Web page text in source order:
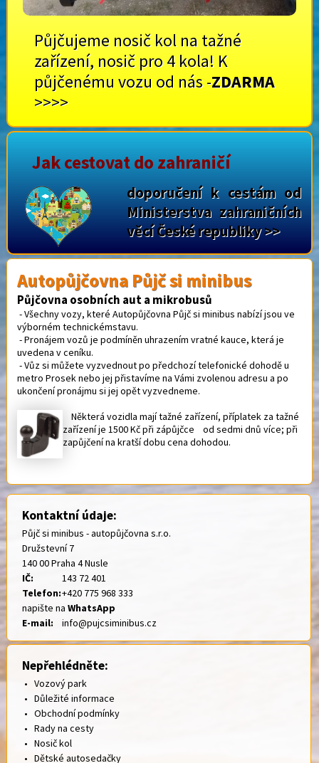
Půjčujeme nosič kol na tažné
zařízení, nosič pro 4 kola! K
půjčenému vozu od nás -ZDARMA
>>>>
Jak cestovat do zahraničí
doporučení k cestám od
Ministerstva zahraničních
věcí České republiky >>
Autopůjčovna Půjč si minibus
Půjčovna osobních aut a mikrobusů
- Všechny vozy, které Autopůjčovna Půjč si minibus nabízí jsou ve
výborném technickémstavu.
- Pronájem vozů je podmíněn uhrazením vratné kauce, která je
uvedena v ceníku.
- Vůz si můžete vyzvednout po předchozí telefonické dohodě u
metro Prosek nebo jej přistavíme na Vámi zvolenou adresu a po
ukončení pronájmu si jej opět vyzvedneme.
Některá vozidla mají tažné zařízení, příplatek za tažné
zařízení je 1500 Kč při zápůjčce od sedmi dnů více; při
zapůjčení na kratší dobu cena dohodou.
Kontaktní údaje:
Půjč si minibus - autopůjčovna s.r.o.
Družstevní 7
140 00 Praha 4 Nusle
IČ:
143 72 401
Telefon:+420 775 968 333
napište na WhatsApp
E-mail:
info@pujcsiminibus.cz
Nepřehlédněte:
• Vozový park
• Důležité informace
• Obchodní podmínky
• Rady na cesty
• Nosič kol
• Dětské autosedačky